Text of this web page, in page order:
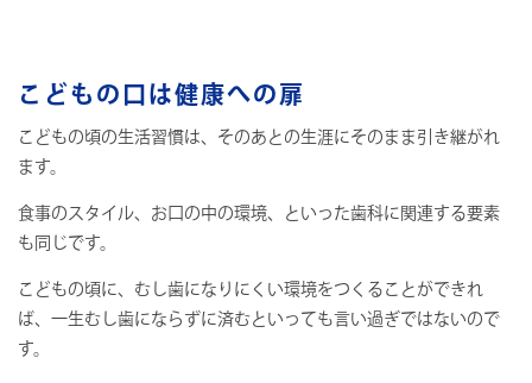
こどもの口は健康への扉
こどもの頃の生活習慣は、そのあとの生涯にそのまま引き継がれ
ます。
食事のスタイル、お口の中の環境、といった歯科に関連する要素
も同じです。
こどもの頃に、むし歯になりにくい環境をつくることができれ
ば、一生むし歯にならずに済むといっても言い過ぎではないので
す。